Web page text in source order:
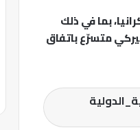
30 دولة تسعى لدعم أوكرانيا، بما في ذلك
متسرّع باتفاق